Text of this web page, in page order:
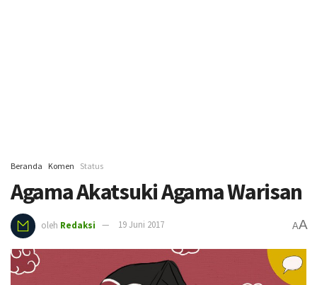
Beranda Komen Status
Agama Akatsuki Agama Warisan
oleh Redaksi 19 Juni 2017 AA